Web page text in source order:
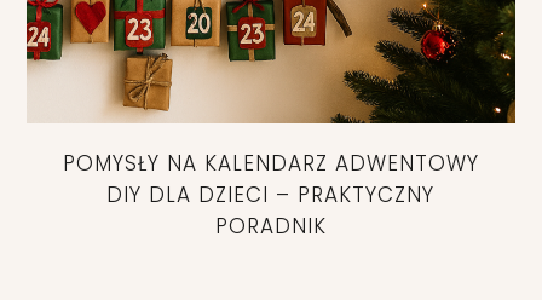
POMYSŁY NA KALENDARZ ADWENTOWY
DIY DLA DZIECI – PRAKTYCZNY
PORADNIK